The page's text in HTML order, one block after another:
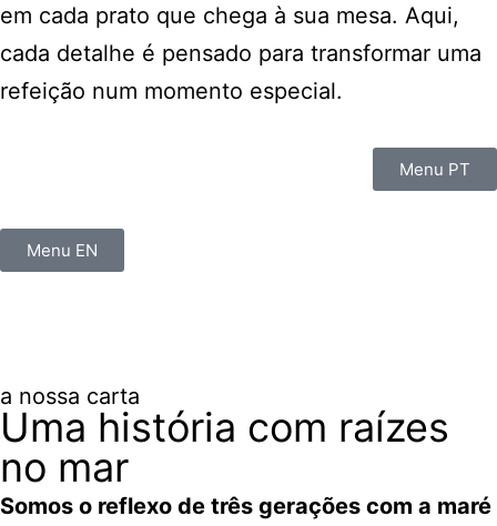
em cada prato que chega à sua mesa. Aqui,
cada detalhe é pensado para transformar uma
refeição num momento especial.
Menu PT
Menu EN
a nossa carta
Uma história com raízes
no mar
Somos o reflexo de três gerações com a maré